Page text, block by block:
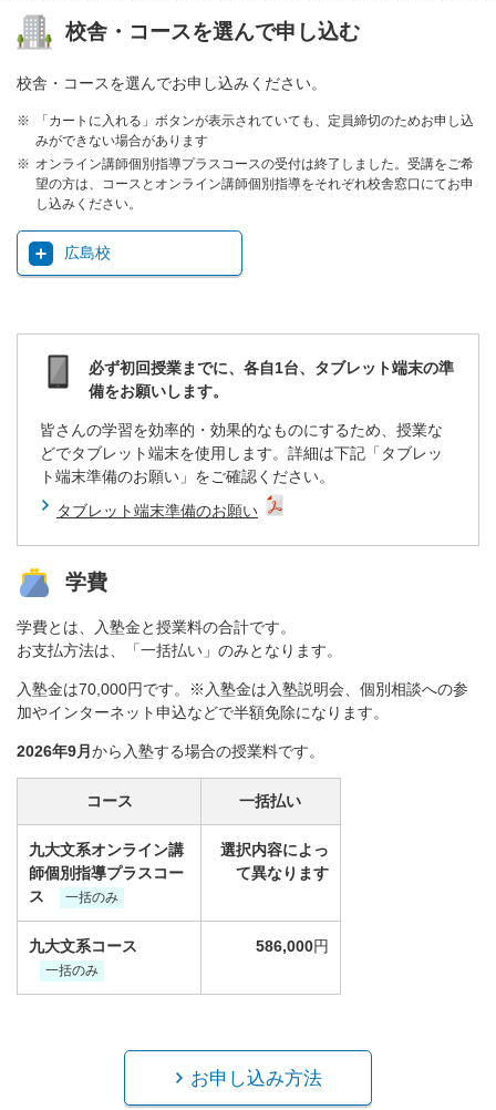
校舎・コースを選んで申し込む
校舎・コースを選んでお申し込みください。
「カートに入れる」ボタンが表示されていても、定員締切のためお申し込
みができない場合があります
オンライン講師個別指導プラスコースの受付は終了しました。受講をご希
望の方は、コースとオンライン講師個別指導をそれぞれ校舎窓口にてお申
し込みください。
広島校
必ず初回授業までに、各自1台、タブレット端末の準
備をお願いします。
皆さんの学習を効率的・効果的なものにするため、授業な
どでタブレット端末を使用します。詳細は下記「タブレッ
ト端末準備のお願い」をご確認ください。
タブレット端末準備のお願い
学費
学費とは、入塾金と授業料の合計です。
お支払方法は、「一括払い」のみとなります。
入塾金は70,000円です。※入塾金は入塾説明会、個別相談への参
加やインターネット申込などで半額免除になります。
2026年9月 から入塾する場合の授業料です。
コース
九大文系オンライン講
師個別指導プラスコー
ス
一括のみ
九大文系コース
一括のみ
一括払い
選択内容によっ
て異なります
586,000円
お申し込み方法